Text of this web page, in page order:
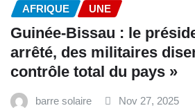
AFRIQUE UNE
Guinée-Bissau : le
arrêté, des militaires
contrôle total du pays »
barre solaire Nov 27, 2025